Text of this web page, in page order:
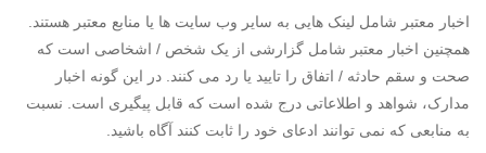
اخبار معتبر شامل لینک هایی به سایر وب سایت ها یا منابع معتبر هستند.
همچنین اخبار معتبر شامل گزارشی از یک شخص / اشخاصی است که
صحت و سقم حادثه / اتفاق را تایید یا رد می کنند. در این گونه اخبار
مدارک، شواهد و اطلاعاتی درج شده است که قابل پیگیری است. نسبت
به منابعی که نمی توانند ادعای خود را ثابت کنند آگاه باشید.